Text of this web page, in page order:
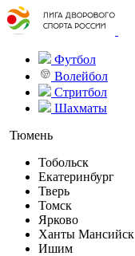
Футбол
Волейбол
Стритбол
Шахматы
Тюмень
Тобольск
Екатеринбург
Тверь
Томск
Ярково
Ханты Мансийск
Ишим